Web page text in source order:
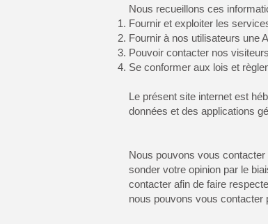
Nous recueillons ces
Fournir et exploiter les
Fournir à nos utilisateurs une
Pouvoir contacter nos
Se conformer aux lois et
Le présent site internet est
données et des applications
Nous pouvons vous
sonder votre opinion par le
contacter afin de faire
nous pouvons vous contacter